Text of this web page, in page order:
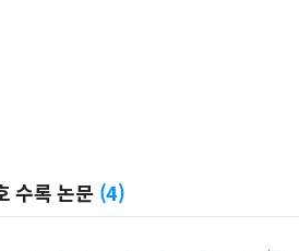
수록 논문 (4)